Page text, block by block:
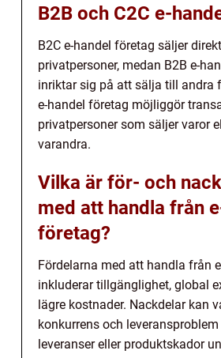
B2B och C2C e-
B2C e-handel företag säljer
privatpersoner, medan B2B e-
inriktar sig på att sälja till andra
e-handel företag möjliggör
privatpersoner som säljer varor
varandra.
Vilka är för- och
med att handla från
företag?
Fördelarna med att handla från
inkluderar tillgänglighet, global
lägre kostnader. Nackdelar kan
konkurrens och
leveranser eller produktskador